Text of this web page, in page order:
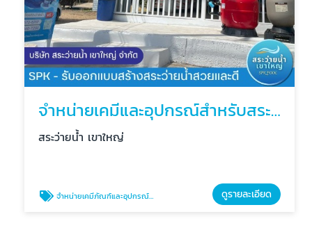
จำหน่ายเคมีและอุปกรณ์สำหรับสระว่ายน้ำ ราคาพิเศษ
สระว่ายน้ำ เขาใหญ่
จำหน่ายเคมีภัณฑ์และอุปกรณ์สำหรับสระว่ายน้ำ ดูรายละเอียด